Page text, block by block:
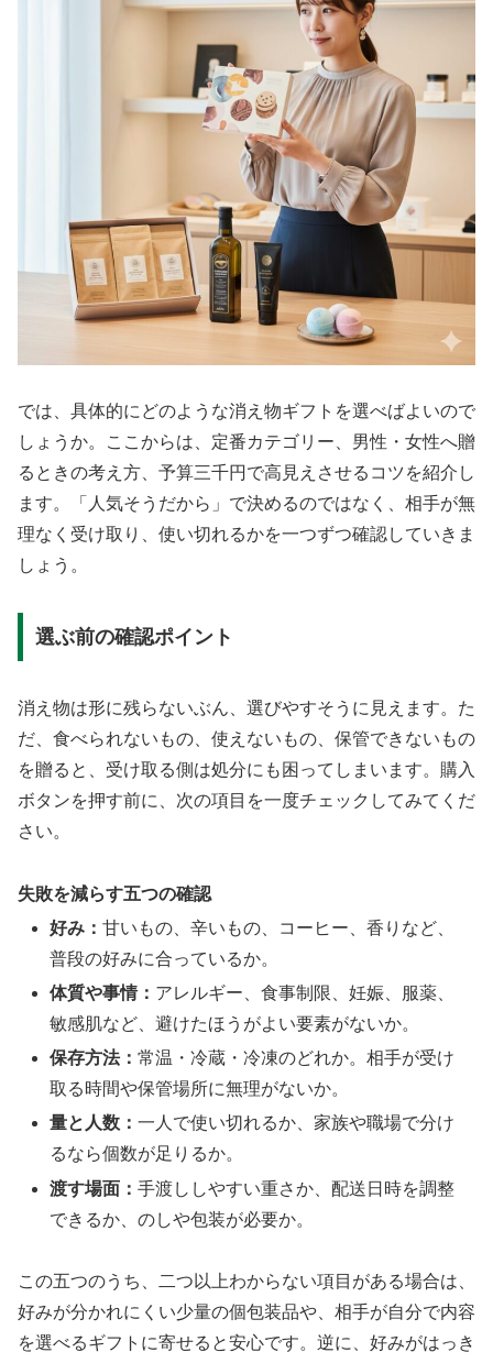
では、具体的にどのような消え物ギフトを選べばよいので
しょうか。ここからは、定番カテゴリー、男性・女性へ贈
るときの考え方、予算三千円で高見えさせるコツを紹介し
ます。「人気そうだから」で決めるのではなく、相手が無
理なく受け取り、使い切れるかを一つずつ確認していきま
しょう。
選ぶ前の確認ポイント
消え物は形に残らないぶん、選びやすそうに見えます。た
だ、食べられないもの、使えないもの、保管できないもの
を贈ると、受け取る側は処分にも困ってしまいます。購入
ボタンを押す前に、次の項目を一度チェックしてみてくだ
さい。
失敗を減らす五つの確認
好み：甘いもの、辛いもの、コーヒー、香りなど、
普段の好みに合っているか。
体質や事情： アレルギー、食事制限、妊娠、服薬、
敏感肌など、避けたほうがよい要素がないか。
保存方法：常温・冷蔵・冷凍のどれか。相手が受け
取る時間や保管場所に無理がないか。
量と人数：一人で使い切れるか、家族や職場で分け
るなら個数が足りるか。
渡す場面：手渡ししやすい重さか、配送日時を調整
できるか、のしや包装が必要か。
この五つのうち、二つ以上わからない項目がある場合は、
好みが分かれにくい少量の個包装品や、相手が自分で内容
を選べるギフトに寄せると安心です。逆に、好みがはっき